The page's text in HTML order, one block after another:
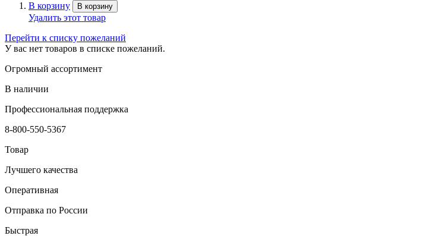
В корзину В корзину
Удалить этот товар
Перейти к списку пожеланий
У вас нет товаров в списке пожеланий.
Огромный ассортимент
В наличии
Профессиональная поддержка
8-800-550-5367
Товар
Лучшего качества
Оперативная
Отправка по России
Быстрая